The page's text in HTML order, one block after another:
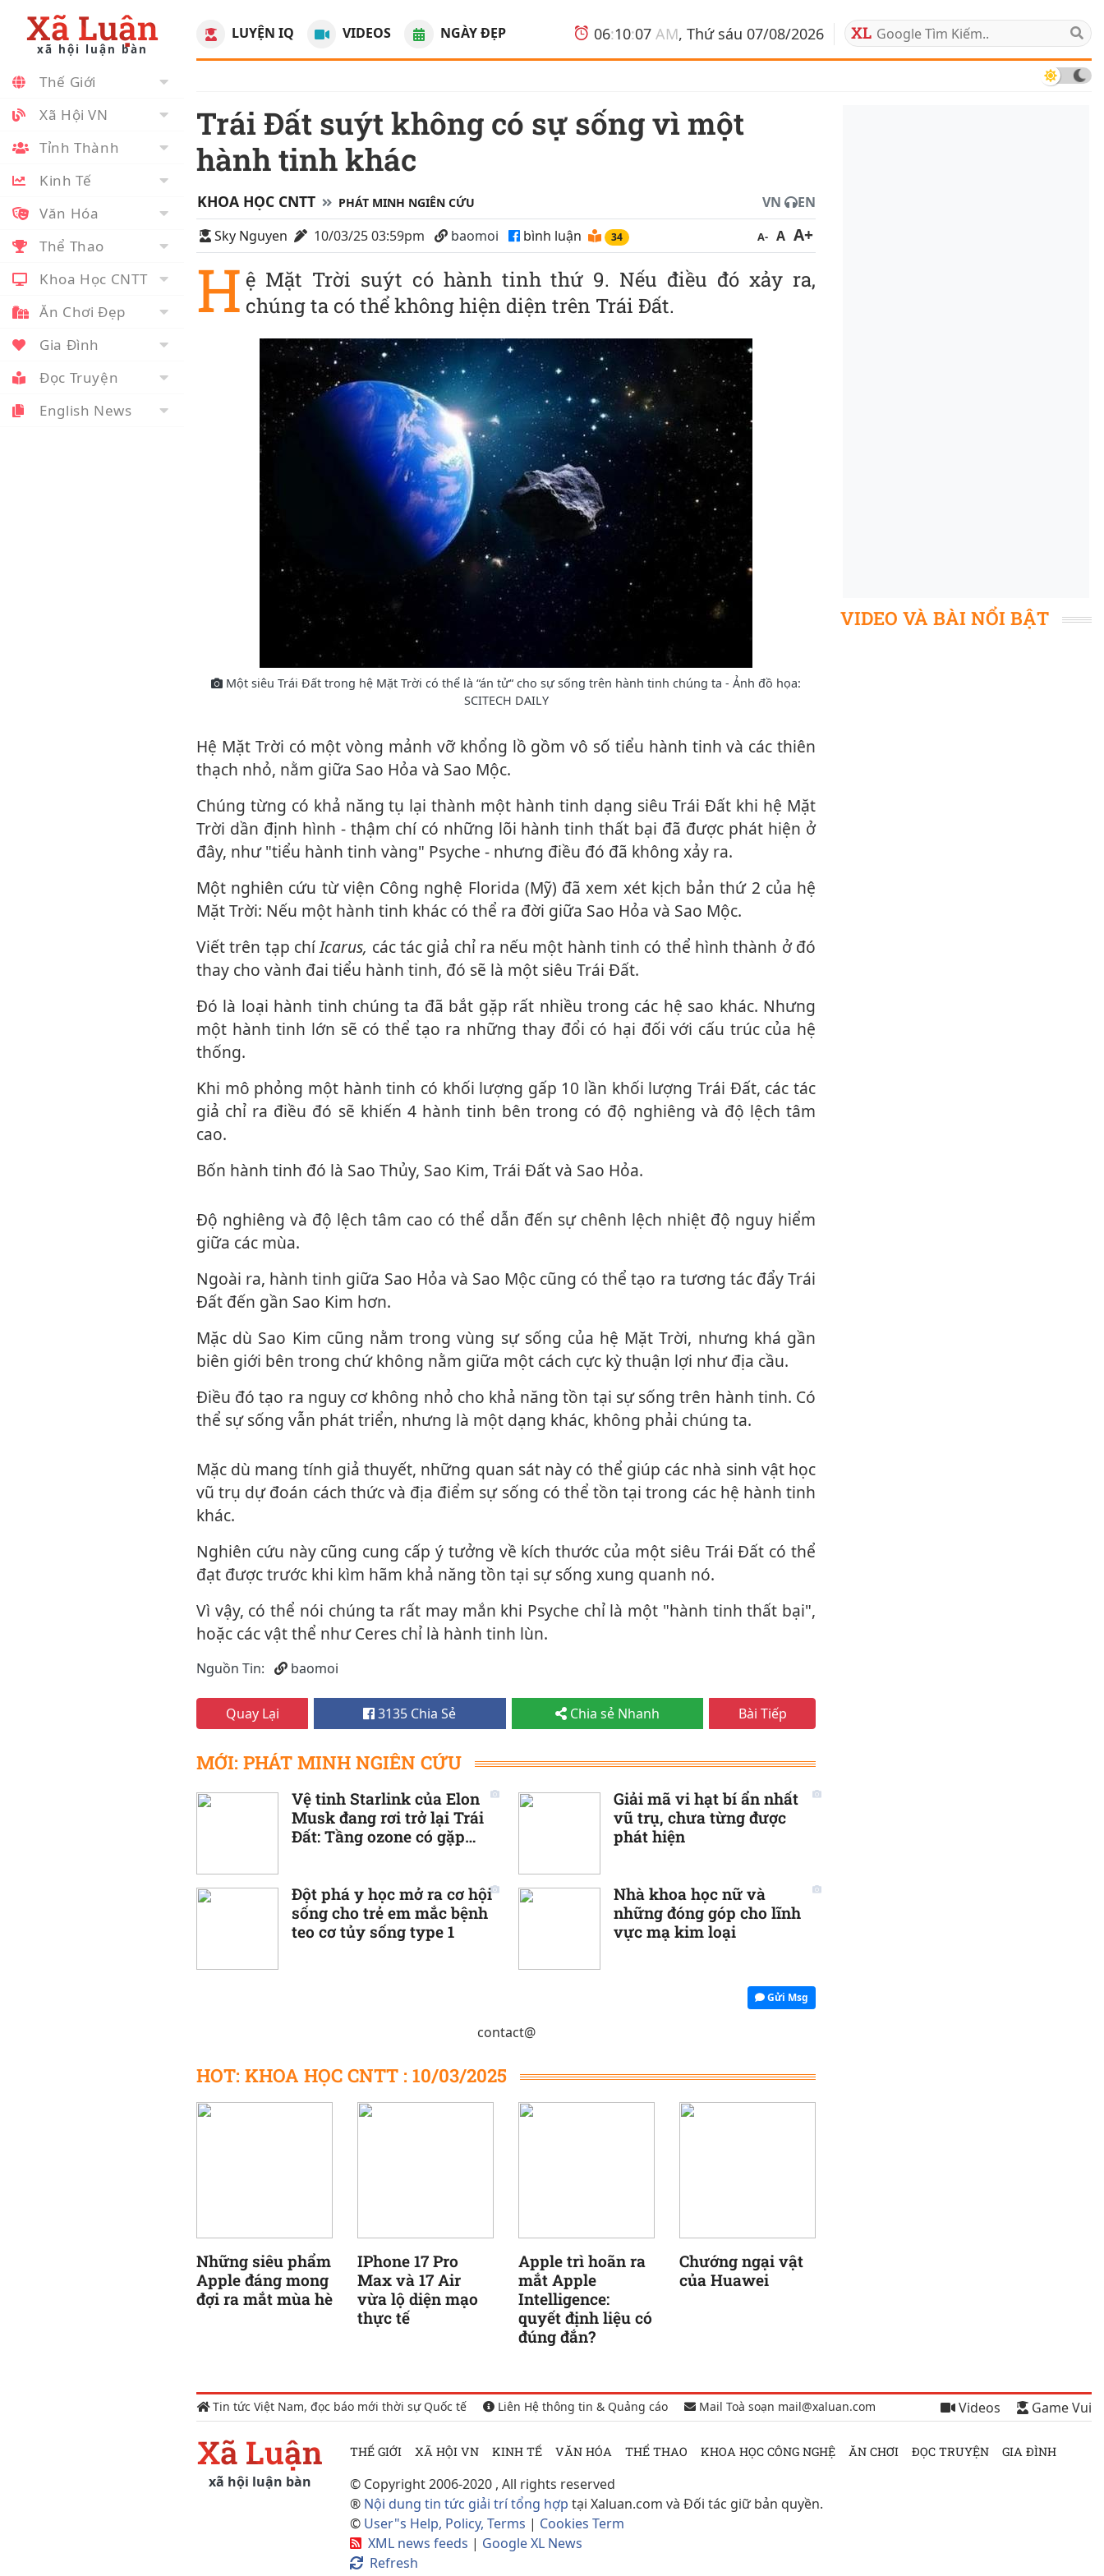
Xã Luận
xã hội luận bàn
Thế Giới
Xã Hội VN
Tỉnh Thành
Kinh Tế
Văn Hóa
Thể Thao
Khoa Học CNTT
Ăn Chơi Đẹp
Gia Đình
Đọc Truyện
English News
LUYỆN IQ VIDEOS NGÀY ĐẸP 06:10:07 AM, Thứ sáu 07/08/2026
Trái Đất suýt không có sự sống vì một
hành tinh khác
KHOA HỌC CNTT PHÁT MINH NGIÊN CỨU VN
EN
Sky Nguyen
10/03/25 03:59pm baomoi bình luận 34 A- A A+
H ệ Mặt Trời suýt có hành tinh thứ 9. Nếu điều đó xảy ra,
chúng ta có thể không hiện diện trên Trái Đất.
Một siêu Trái Đất trong hệ Mặt Trời có thể là “án tử“ cho sự sống trên hành tinh chúng ta - Ảnh đồ họa:
SCITECH DAILY
Hệ Mặt Trời có một vòng mảnh vỡ khổng lồ gồm vô số tiểu hành tinh và các thiên
thạch nhỏ, nằm giữa Sao Hỏa và Sao Mộc.
Chúng từng có khả năng tụ lại thành một hành tinh dạng siêu Trái Đất khi hệ Mặt
Trời dần định hình - thậm chí có những lõi hành tinh thất bại đã được phát hiện ở
đây, như "tiểu hành tinh vàng" Psyche - nhưng điều đó đã không xảy ra.
Một nghiên cứu từ viện Công nghệ Florida (Mỹ) đã xem xét kịch bản thứ 2 của hệ
Mặt Trời: Nếu một hành tinh khác có thể ra đời giữa Sao Hỏa và Sao Mộc.
Viết trên tạp chíIcarus, các tác giả chỉ ra nếu một hành tinh có thể hình thành ở đó
thay cho vành đai tiểu hành tinh, đó sẽ là một siêu Trái Đất.
Đó là loại hành tinh chúng ta đã bắt gặp rất nhiều trong các hệ sao khác. Nhưng
một hành tinh lớn sẽ có thể tạo ra những thay đổi có hại đối với cấu trúc của hệ
thống.
Khi mô phỏng một hành tinh có khối lượng gấp 10 lần khối lượng Trái Đất, các tác
giả chỉ ra điều đó sẽ khiến 4 hành tinh bên trong có độ nghiêng và độ lệch tâm
cao.
Bốn hành tinh đó là Sao Thủy, Sao Kim, Trái Đất và Sao Hỏa.
Độ nghiêng và độ lệch tâm cao có thể dẫn đến sự chênh lệch nhiệt độ nguy hiểm
giữa các mùa.
Ngoài ra, hành tinh giữa Sao Hỏa và Sao Mộc cũng có thể tạo ra tương tác đẩy Trái
Đất đến gần Sao Kim hơn.
Mặc dù Sao Kim cũng nằm trong vùng sự sống của hệ Mặt Trời, nhưng khá gần
biên giới bên trong chứ không nằm giữa một cách cực kỳ thuận lợi như địa cầu.
Điều đó tạo ra nguy cơ không nhỏ cho khả năng tồn tại sự sống trên hành tinh. Có
thể sự sống vẫn phát triển, nhưng là một dạng khác, không phải chúng ta.
Mặc dù mang tính giả thuyết, những quan sát này có thể giúp các nhà sinh vật học
vũ trụ dự đoán cách thức và địa điểm sự sống có thể tồn tại trong các hệ hành tinh
khác.
Nghiên cứu này cũng cung cấp ý tưởng về kích thước của một siêu Trái Đất có thể
đạt được trước khi kìm hãm khả năng tồn tại sự sống xung quanh nó.
Vì vậy, có thể nói chúng ta rất may mắn khi Psyche chỉ là một "hành tinh thất bại",
hoặc các vật thể như Ceres chỉ là hành tinh lùn.
Nguồn Tin: baomoi
Quay Lại 3135 Chia Sẻ Chia sẻ Nhanh Bài Tiếp
MỚI: PHÁT MINH NGIÊN CỨU
Vệ tinh Starlink của Elon
Musk đang rơi trở lại Trái
Đất: Tầng ozone có gặp
Giải mã vi hạt bí ẩn nhất
vũ trụ, chưa từng được
phát hiện
Đột phá y học mở ra cơ hội
sống cho trẻ em mắc bệnh
teo cơ tủy sống type 1
Nhà khoa học nữ và
những đóng góp cho lĩnh
vực mạ kim loại
Gửi Msg
contact@
HOT: KHOA HỌC CNTT : 10/03/2025
Những siêu phẩm
Apple đáng mong
đợi ra mắt mùa hè
IPhone 17 Pro
Max và 17 Air
vừa lộ diện mạo
thực tế
Apple trì hoãn ra
mắt Apple
Intelligence:
quyết định liệu có
đúng đắn?
Chướng ngại vật
của Huawei
VIDEO VÀ BÀI NỔI BẬT
Tin tức Việt Nam, đọc báo mới thời sự Quốc tế Liên Hệ thông tin & Quảng cáo Mail Toà soạn mail@xaluan.com Videos Game Vui
Xã Luận
xã hội luận bàn
THẾ GIỚI XÃ HỘI VN KINH TẾ VĂN HÓA THỂ THAO KHOA HỌC CÔNG NGHỆ ĂN CHƠI ĐỌC TRUYỆN GIA ĐÌNH
© Copyright 2006-2020 , All rights reserved
® Nội dung tin tức giải trí tổng hợp tại Xaluan.com và Đối tác giữ bản quyền.
© User"s Help, Policy, Terms | Cookies Term
XML news feeds | Google XL News
Refresh